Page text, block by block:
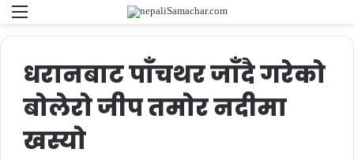
Menu
धरानबाट पाँचथर जाँदै गरेको
बोलेरो जीप तमोर नदीमा
खस्यो